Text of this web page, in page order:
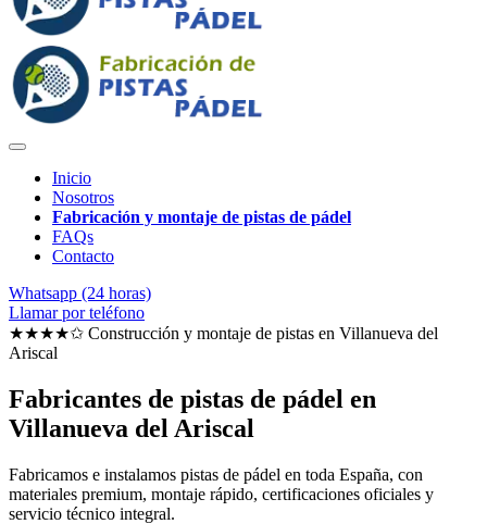
Inicio
Nosotros
Fabricación y montaje de pistas de pádel
FAQs
Contacto
Whatsapp (24 horas)
Llamar por teléfono
★★★★✩ Construcción y montaje de pistas en Villanueva del
Ariscal
Fabricantes de pistas de pádel en
Villanueva del Ariscal
Fabricamos e instalamos pistas de pádel en toda España, con
materiales premium, montaje rápido, certificaciones oficiales y
servicio técnico integral.